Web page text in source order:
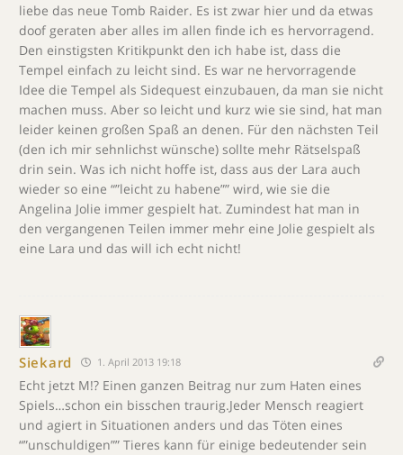
liebe das neue Tomb Raider. Es ist zwar hier und da etwas
doof geraten aber alles im allen finde ich es hervorragend.
Den einstigsten Kritikpunkt den ich habe ist, dass die
Tempel einfach zu leicht sind. Es war ne hervorragende
Idee die Tempel als Sidequest einzubauen, da man sie nicht
machen muss. Aber so leicht und kurz wie sie sind, hat man
leider keinen großen Spaß an denen. Für den nächsten Teil
(den ich mir sehnlichst wünsche) sollte mehr Rätselspaß
drin sein. Was ich nicht hoffe ist, dass aus der Lara auch
wieder so eine “”leicht zu habene”” wird, wie sie die
Angelina Jolie immer gespielt hat. Zumindest hat man in
den vergangenen Teilen immer mehr eine Jolie gespielt als
eine Lara und das will ich echt nicht!
Siekard 1. April 2013 19:18
Echt jetzt M!? Einen ganzen Beitrag nur zum Haten eines
Spiels…schon ein bisschen traurig.Jeder Mensch reagiert
und agiert in Situationen anders und das Töten eines
“”unschuldigen”” Tieres kann für einige bedeutender sein